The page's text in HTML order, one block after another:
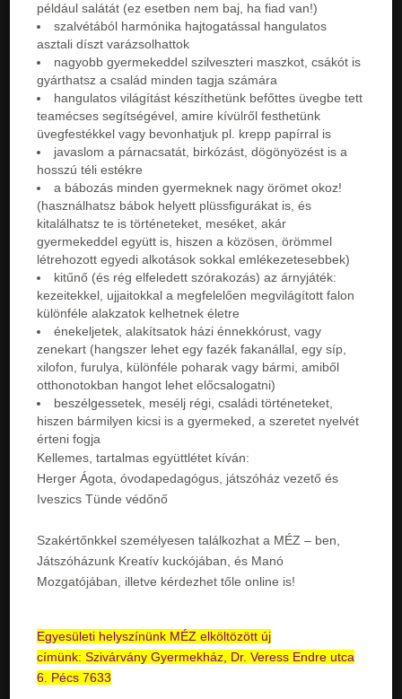
például salátát (ez esetben nem baj, ha fiad van!)
szalvétából harmónika hajtogatással hangulatos
asztali díszt varázsolhattok
nagyobb gyermekeddel szilveszteri maszkot, csákót is
gyárthatsz a család minden tagja számára
hangulatos világítást készíthetünk befőttes üvegbe tett
teamécses segítségével, amire kívülről festhetünk
üvegfestékkel vagy bevonhatjuk pl. krepp papírral is
javaslom a párnacsatát, birkózást, dögönyözést is a
hosszú téli estékre
a bábozás minden gyermeknek nagy örömet okoz!
(használhatsz bábok helyett plüssfigurákat is, és
kitalálhatsz te is történeteket, meséket, akár
gyermekeddel együtt is, hiszen a közösen, örömmel
létrehozott egyedi alkotások sokkal emlékezetesebbek)
kitűnő (és rég elfeledett szórakozás) az árnyjáték:
kezeitekkel, ujjaitokkal a megfelelően megvilágított falon
különféle alakzatok kelhetnek életre
énekeljetek, alakítsatok házi énnekkórust, vagy
zenekart (hangszer lehet egy fazék fakanállal, egy síp,
xilofon, furulya, különféle poharak vagy bármi, amiből
otthonotokban hangot lehet előcsalogatni)
beszélgessetek, mesélj régi, családi történeteket,
hiszen bármilyen kicsi is a gyermeked, a szeretet nyelvét
érteni fogja
Kellemes, tartalmas együttlétet kíván:
Herger Ágota, óvodapedagógus, játszóház vezető és
Iveszics Tünde védőnő
Szakértőnkkel személyesen találkozhat a MÉZ – ben,
Játszóházunk Kreatív kuckójában, és Manó
Mozgatójában, illetve kérdezhet tőle online is!
Egyesületi helyszínünk MÉZ elköltözött új
címünk: Szivárvány Gyermekház, Dr. Veress Endre utca
6. Pécs 7633